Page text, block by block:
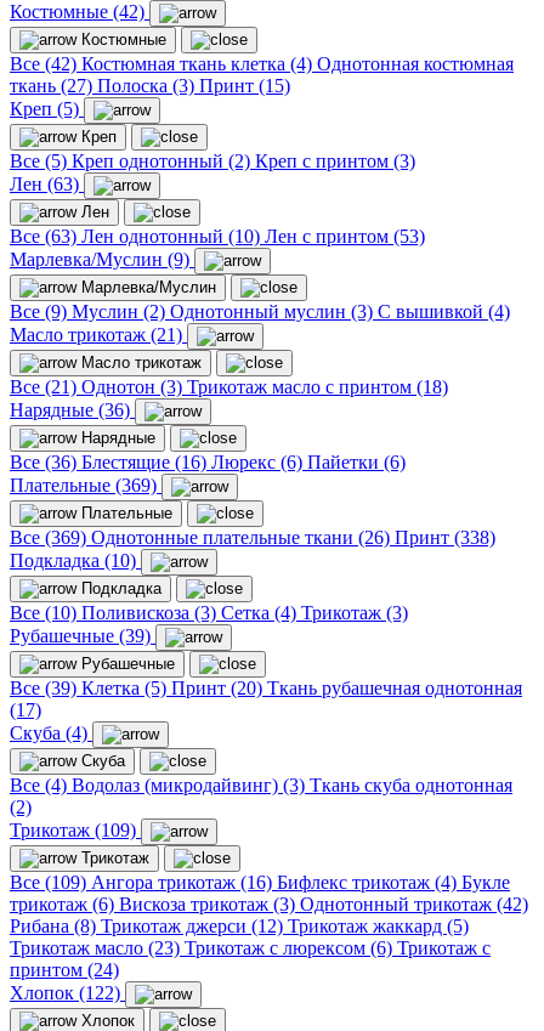
Костюмные (42)
Костюмные
Все (42) Костюмная ткань клетка (4) Однотонная костюмная
ткань (27) Полоска (3) Принт (15)
Креп (5)
Креп
Все (5) Креп однотонный (2) Креп с принтом (3)
Лен (63)
Лен
Все (63) Лен однотонный (10) Лен с принтом (53)
Марлевка/Муслин (9)
Марлевка/Муслин
Все (9) Муслин (2) Однотонный муслин (3) С вышивкой (4)
Масло трикотаж (21)
Масло трикотаж
Все (21) Однотон (3) Трикотаж масло с принтом (18)
Нарядные (36)
Нарядные
Все (36) Блестящие (16) Люрекс (6) Пайетки (6)
Плательные (369)
Плательные
Все (369) Однотонные плательные ткани (26) Принт (338)
Подкладка (10)
Подкладка
Все (10) Поливискоза (3) Сетка (4) Трикотаж (3)
Рубашечные (39)
Рубашечные
Все (39) Клетка (5) Принт (20) Ткань рубашечная однотонная
(17)
Скуба (4)
Скуба
Все (4) Водолаз (микродайвинг) (3) Ткань скуба однотонная
(2)
Трикотаж (109)
Трикотаж
Все (109) Ангора трикотаж (16) Бифлекс трикотаж (4) Букле
трикотаж (6) Вискоза трикотаж (3) Однотонный трикотаж (42)
Рибана (8) Трикотаж джерси (12) Трикотаж жаккард (5)
Трикотаж масло (23) Трикотаж с люрексом (6) Трикотаж с
принтом (24)
Хлопок (122)
Хлопок